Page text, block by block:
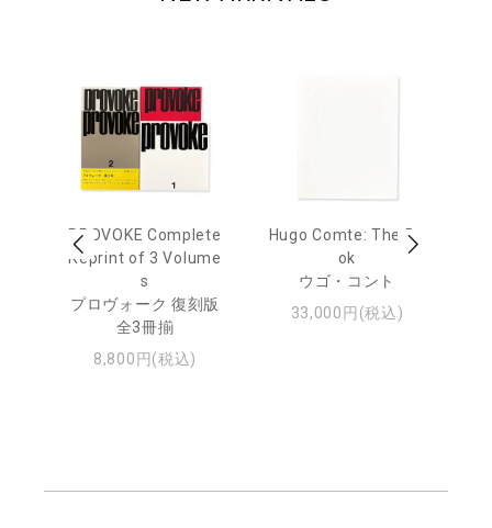
PROVOKE Complete
Reprint of 3 Volume
s
プロヴォーク 復刻版
全3冊揃
8,800円(税込)
Hugo Comte: The Bo
ok
ウゴ・コント
33,000円(税込)